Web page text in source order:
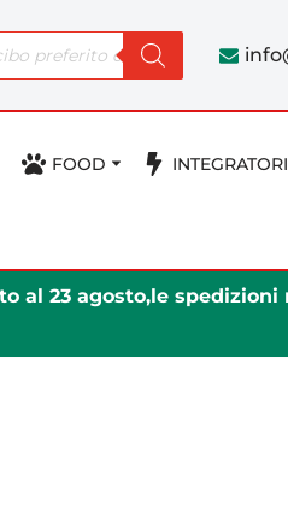
FOOD INTEGRATORI
al 23 agosto,le